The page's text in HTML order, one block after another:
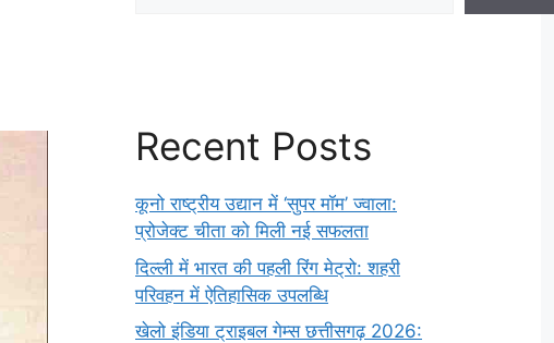
Recent Posts
कूनो राष्ट्रीय उद्यान में ‘सुपर मॉम’ ज्वाला:
प्रोजेक्ट चीता को मिली नई सफलता
दिल्ली में भारत की पहली रिंग मेट्रो: शहरी
परिवहन में ऐतिहासिक उपलब्धि
खेलो इंडिया ट्राइबल गेम्स छत्तीसगढ़ 2026: